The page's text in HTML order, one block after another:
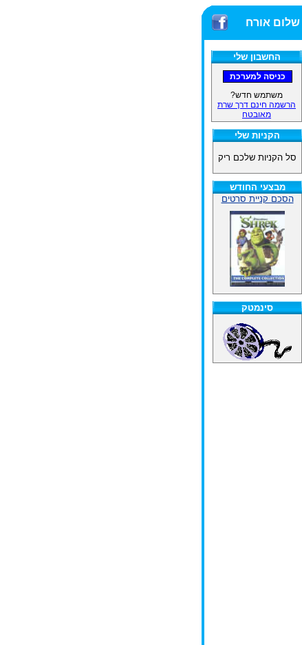
שלום אורח
החשבון שלי
משתמש חדש?
הרשמה חינם דרך שרת
מאובטח
הקניות שלי
סל הקניות שלכם ריק
מבצעי החודש
הסכם קניית סרטים
סינמטק